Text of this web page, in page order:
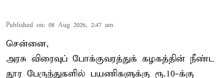
Published on: 08 Aug 2026, 2:47 am
சென்னை,
அரசு விரைவுப் போக்குவரத்துக் கழகத்தின் நீண்ட
தூர பேருந்துகளில் பயணிகளுக்கு ரூ.10-க்கு